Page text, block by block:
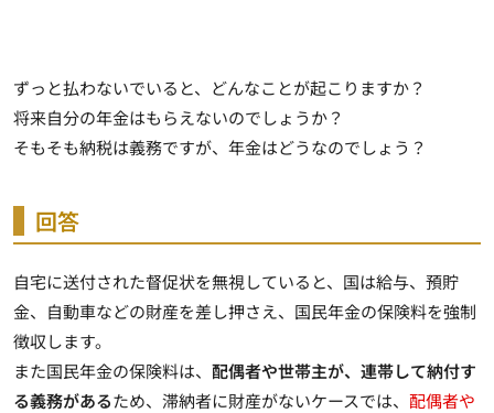
ずっと払わないでいると、どんなことが起こりますか？
将来自分の年金はもらえないのでしょうか？
そもそも納税は義務ですが、年金はどうなのでしょう？
回答
自宅に送付された督促状を無視していると、 国は給与、預貯
金、自動車などの財産を差し押さえ、国民年金の保険料を強制
徴収します。
また国民年金の保険料は、 配偶者や世帯主が、連帯して納付す
る義務があるため、滞納者に財産がないケースでは、 配偶者や